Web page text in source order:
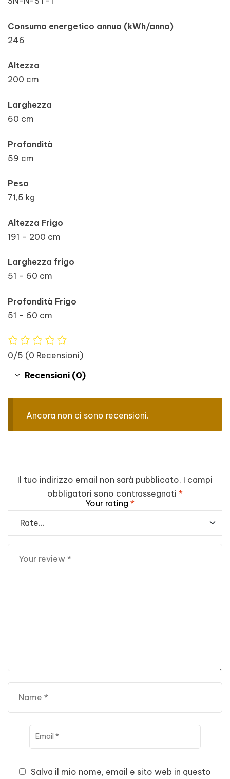
Consumo energetico annuo (kWh/anno)
246
Altezza
200 cm
Larghezza
60 cm
Profondità
59 cm
Peso
71,5 kg
Altezza Frigo
191 – 200 cm
Larghezza frigo
51 – 60 cm
Profondità Frigo
51 – 60 cm
0/5 (0 Recensioni)
Recensioni (0)
Ancora non ci sono recensioni.
Il tuo indirizzo email non sarà pubblicato. I campi
obbligatori sono contrassegnati *
Your rating *
Salva il mio nome, email e sito web in questo